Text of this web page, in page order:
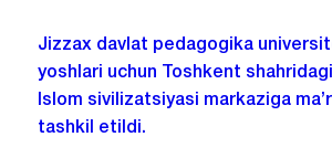
Jizzax davlat pedagogika
yoshlari uchun Toshkent
Islom sivilizatsiyasi markaziga
tashkil etildi.